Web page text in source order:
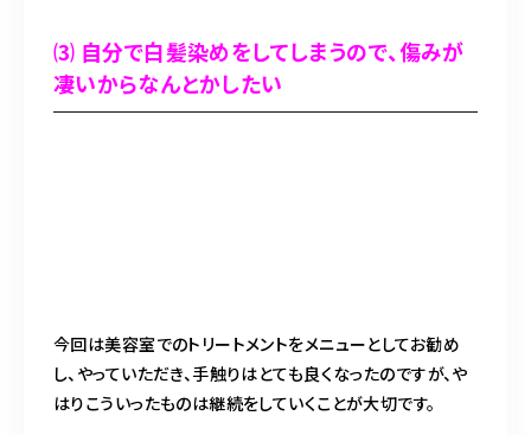
⑶ 自分で白髪染めをしてしまうので、傷みが
凄いからなんとかしたい
今回は美容室でのトリートメントをメニューとしてお勧め
し、やっていただき、手触りはとても良くなったのですが、や
はりこういったものは継続をしていくことが大切です。